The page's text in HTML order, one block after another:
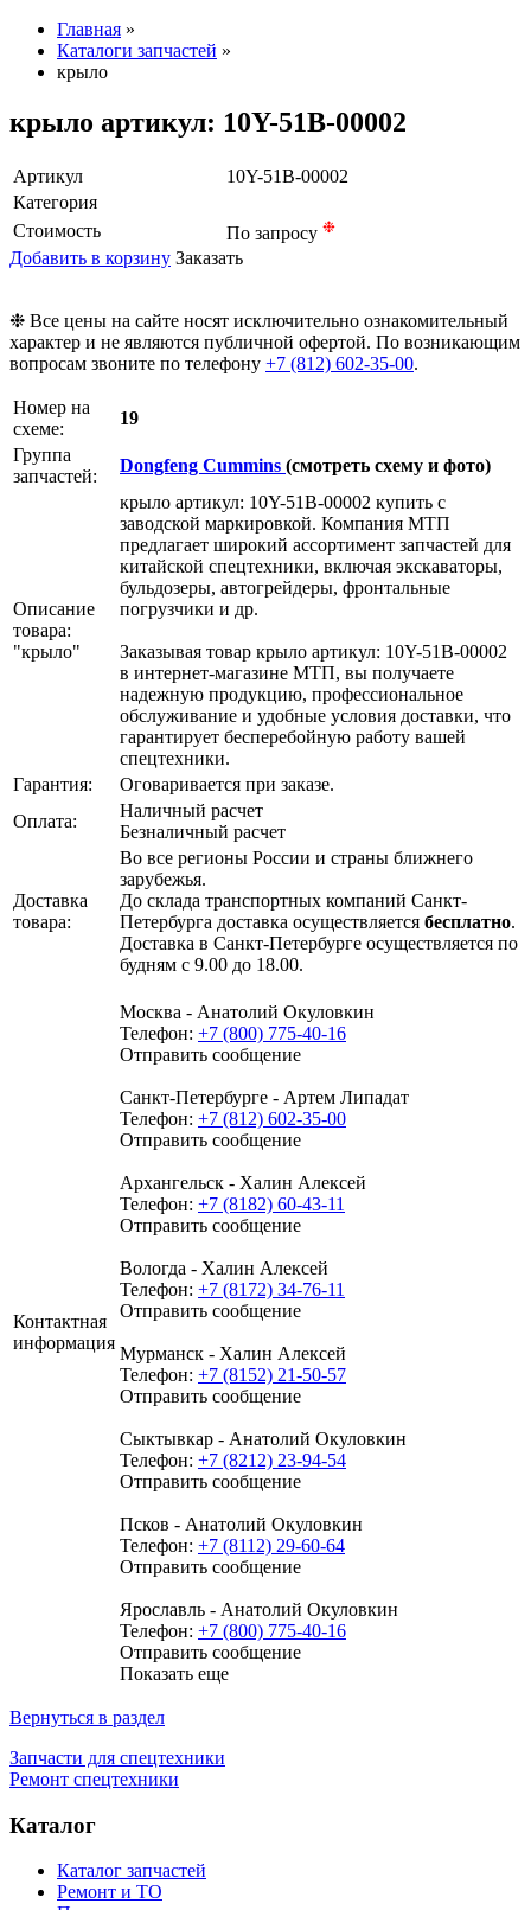
Главная »
Каталоги запчастей »
крыло
крыло артикул: 10Y-51B-00002
Артикул
10Y-51B-00002
Категория
Стоимость
По запросу ❉
Добавить в корзину Заказать
❉ Все цены на сайте носят исключительно ознакомительный
характер и не являются публичной офертой. По возникающим
вопросам звоните по телефону +7 (812) 602-35-00.
Номер на
схеме:
19
Группа
запчастей:
Dongfeng Cummins (смотреть схему и фото)
Описание
товара:
"крыло"
крыло артикул: 10Y-51B-00002 купить с
заводской маркировкой. Компания МТП
предлагает широкий ассортимент запчастей для
китайской спецтехники, включая экскаваторы,
бульдозеры, автогрейдеры, фронтальные
погрузчики и др.
Заказывая товар крыло артикул: 10Y-51B-00002
в интернет-магазине МТП, вы получаете
надежную продукцию, профессиональное
обслуживание и удобные условия доставки, что
гарантирует бесперебойную работу вашей
спецтехники.
Гарантия:
Оговаривается при заказе.
Оплата:
Наличный расчет
Безналичный расчет
Доставка
товара:
Во все регионы России и страны ближнего
зарубежья.
До склада транспортных компаний Санкт-
Петербурга доставка осуществляется бесплатно.
Доставка в Санкт-Петербурге осуществляется по
будням с 9.00 до 18.00.
Контактная
информация
Москва - Анатолий Окуловкин
Телефон: +7 (800) 775-40-16
Отправить сообщение
Санкт-Петербурге - Артем Липадат
Телефон: +7 (812) 602-35-00
Отправить сообщение
Архангельск - Халин Алексей
Телефон: +7 (8182) 60-43-11
Отправить сообщение
Вологда - Халин Алексей
Телефон: +7 (8172) 34-76-11
Отправить сообщение
Мурманск - Халин Алексей
Телефон: +7 (8152) 21-50-57
Отправить сообщение
Сыктывкар - Анатолий Окуловкин
Телефон: +7 (8212) 23-94-54
Отправить сообщение
Псков - Анатолий Окуловкин
Телефон: +7 (8112) 29-60-64
Отправить сообщение
Ярославль - Анатолий Окуловкин
Телефон: +7 (800) 775-40-16
Отправить сообщение
Показать еще
Вернуться в раздел
Запчасти для спецтехники
Ремонт спецтехники
Каталог
Каталог запчастей
Ремонт и ТО